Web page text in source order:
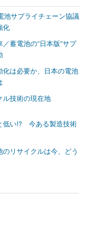
池サプライチェーン協議
化
蓄電池の“日本版”サプ
は必要か、日本の電池
ル技術の現在地
低い!? 今ある製造技術
リサイクルは今、どう